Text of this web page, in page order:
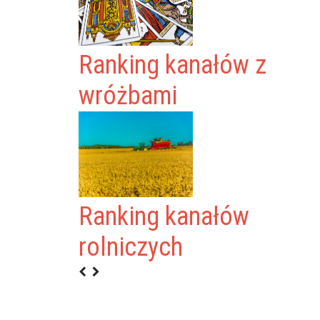
Ranking kanałów z
wróżbami
Ranking kanałów
rolniczych